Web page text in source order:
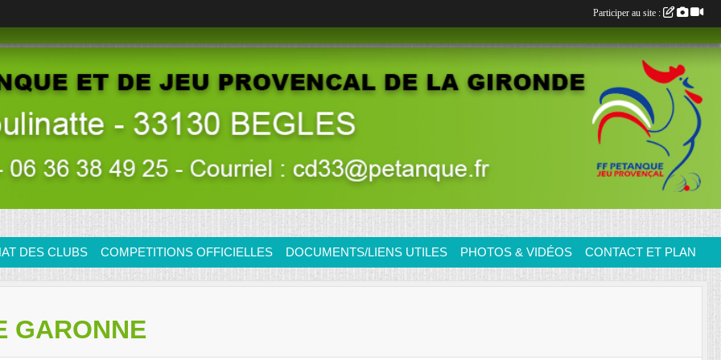
DES CLUBS COMPETITIONS OFFICIELLES DOCUMENTS/LIENS UTILES PHOTOS & VIDÉOS CONTACT ET PLAN
GARONNE
Participer au site :